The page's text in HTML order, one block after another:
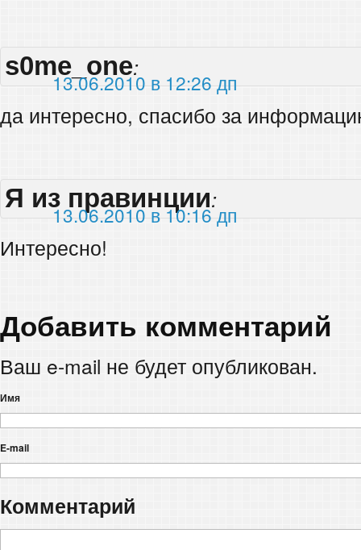
s0me_one:
13.06.2010 в 12:26 дп
да интересно, спасибо за
Я из правинции:
13.06.2010 в 10:16 дп
Интересно!
Добавить комментарий
Ваш e-mail не будет опубликован.
Имя
E-mail
Комментарий